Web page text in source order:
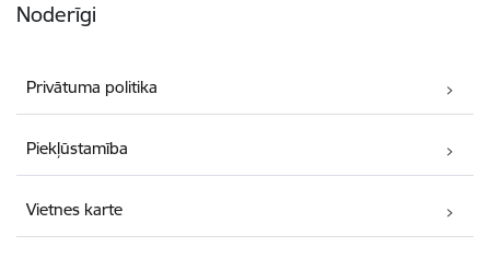
Noderīgi
Privātuma politika
Piekļūstamība
Vietnes karte